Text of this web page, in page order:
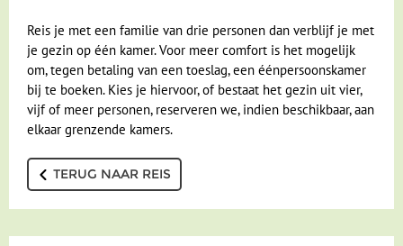
Reis je met een familie van drie personen dan verblijf je met
je gezin op één kamer. Voor meer comfort is het mogelijk
om, tegen betaling van een toeslag, een éénpersoonskamer
bij te boeken. Kies je hiervoor, of bestaat het gezin uit vier,
vijf of meer personen, reserveren we, indien beschikbaar, aan
elkaar grenzende kamers.
TERUG NAAR REIS